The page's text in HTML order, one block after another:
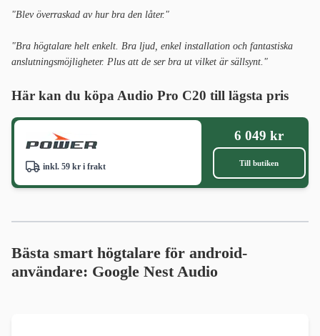
"Blev överraskad av hur bra den låter."
"Bra högtalare helt enkelt. Bra ljud, enkel installation och fantastiska
anslutningsmöjligheter. Plus att de ser bra ut vilket är sällsynt."
Här kan du köpa Audio Pro C20 till lägsta pris
inkl. 59 kr i frakt
6 049 kr
Till butiken
Bästa smart högtalare för android-
användare: Google Nest Audio